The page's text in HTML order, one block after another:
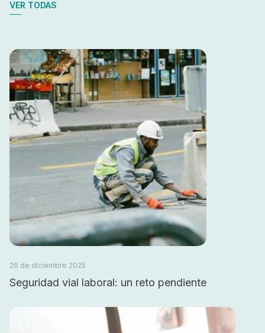
VER TODAS
26 de diciembre 2025
Seguridad vial laboral: un reto pendiente